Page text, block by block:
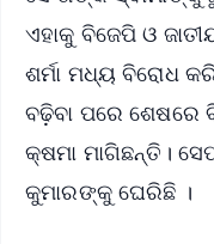
ଏହାକୁ ବିଜେପି ଓ
ଶର୍ମା ମଧ୍ୟ ବିରୋଧ
ବଢ଼ିବା ପରେ ଶେଷରେ
କ୍ଷମା ମାଗିଛନ୍ତି।
କୁମାରଙ୍କୁ ଘେରିଛି ।